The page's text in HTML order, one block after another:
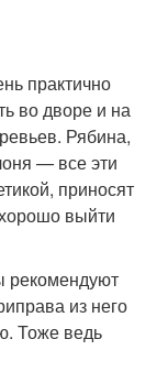
практично
во дворе и на
Рябина,
— все эти
приносят
выйти
рекомендуют
из него
Тоже ведь